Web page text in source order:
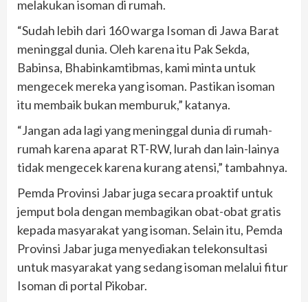
melakukan isoman di rumah.
“Sudah lebih dari 160 warga Isoman di Jawa Barat
meninggal dunia. Oleh karena itu Pak Sekda,
Babinsa, Bhabinkamtibmas, kami minta untuk
mengecek mereka yang isoman. Pastikan isoman
itu membaik bukan memburuk,” katanya.
“Jangan ada lagi yang meninggal dunia di rumah-
rumah karena aparat RT-RW, lurah dan lain-lainya
tidak mengecek karena kurang atensi,” tambahnya.
Pemda Provinsi Jabar juga secara proaktif untuk
jemput bola dengan membagikan obat-obat gratis
kepada masyarakat yang isoman. Selain itu, Pemda
Provinsi Jabar juga menyediakan telekonsultasi
untuk masyarakat yang sedang isoman melalui fitur
Isoman di portal Pikobar.